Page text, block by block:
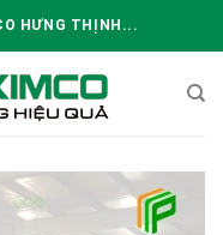
HƯNG THỊNH...